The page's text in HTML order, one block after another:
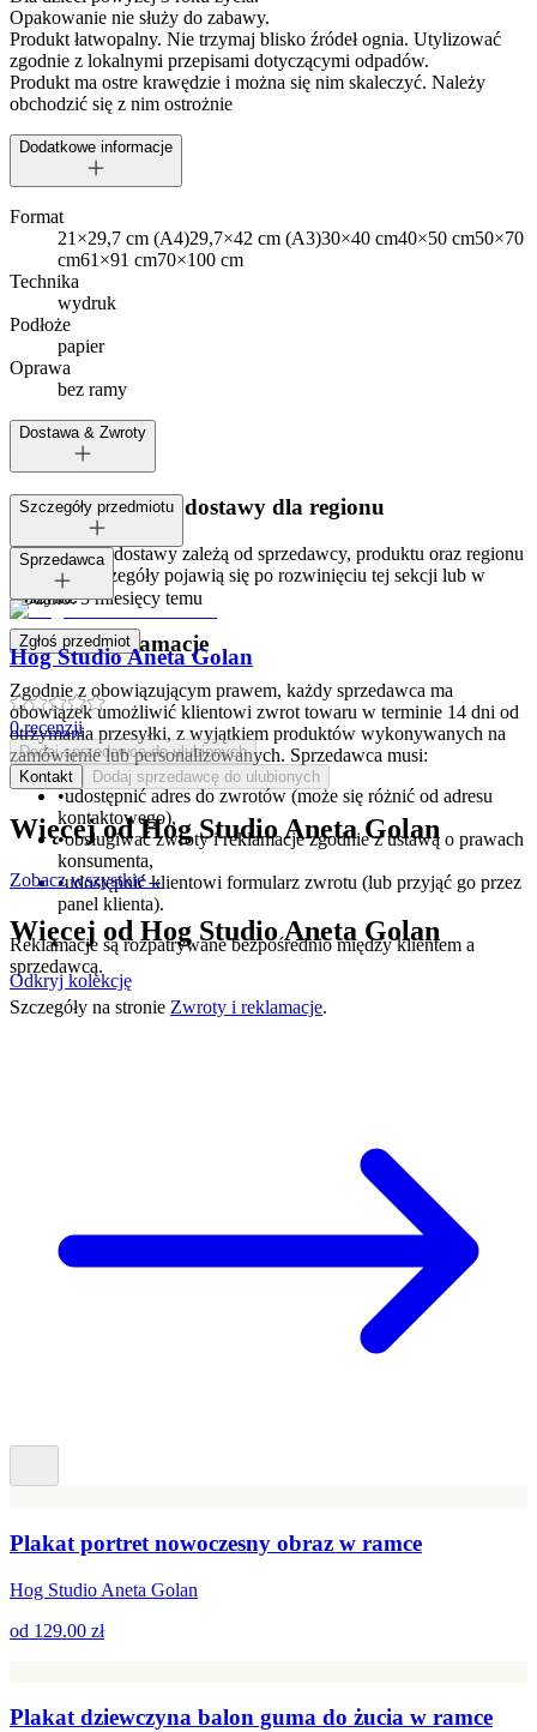
Opakowanie nie służy do zabawy.
Produkt łatwopalny. Nie trzymaj blisko źródeł ognia. Utylizować
zgodnie z lokalnymi przepisami dotyczącymi odpadów.
Produkt ma ostre krawędzie i można się nim skaleczyć. Należy
obchodzić się z nim ostrożnie
Dodatkowe informacje
Format
21×29,7 cm (A4)29,7×42 cm (A3)30×40 cm40×50 cm50×70
cm61×91 cm70×100 cm
Technika
wydruk
Podłoże
papier
Oprawa
bez ramy
Dostawa & Zwroty
Dostępne metody dostawy dla regionu
Opcje i koszt dostawy zależą od sprzedawcy, produktu oraz regionu
dostawy. Szczegóły pojawią się po rozwinięciu tej sekcji lub w
koszyku.
Zwroty i reklamacje
Zgodnie z obowiązującym prawem, każdy sprzedawca ma
obowiązek umożliwić klientowi zwrot towaru w terminie 14 dni od
otrzymania przesyłki, z wyjątkiem produktów wykonywanych na
zamówienie lub personalizowanych. Sprzedawca musi:
•udostępnić adres do zwrotów (może się różnić od adresu
kontaktowego),
•obsługiwać zwroty i reklamacje zgodnie z ustawą o prawach
konsumenta,
•udostępnić klientowi formularz zwrotu (lub przyjąć go przez
panel klienta).
Reklamacje są rozpatrywane bezpośrednio między klientem a
sprzedawcą.
Szczegóły na stronie Zwroty i reklamacje.
Szczegóły przedmiotu
Tagi:
Dodano:5 miesięcy temu
Zgłoś przedmiot
Sprzedawca
Hog Studio Aneta Golan
0recenzji
Dodaj sprzedawcę do ulubionych
Kontakt
Dodaj sprzedawcę do ulubionych
Więcej odHog Studio Aneta Golan
Zobacz wszystkie→
Więcej od Hog Studio Aneta Golan
Odkryj kolekcję
Plakat portret nowoczesny obraz w ramce
Hog Studio Aneta Golan
od 129.00 zł
Plakat dziewczyna balon guma do żucia w ramce